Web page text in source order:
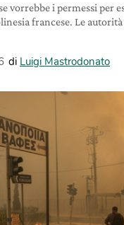
vorrebbe i permessi per
francese. Le
di Luigi Mastrodonato